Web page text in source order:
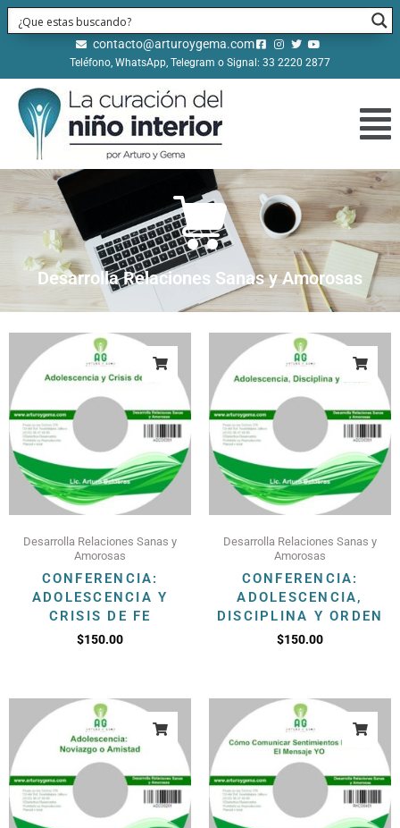
Teléfono, WhatsApp, Telegram o Signal: 33 2220 2877
contacto@arturoygema.com
Desarrolla Relaciones Sanas y Amorosas
Desarrolla Relaciones Sanas y
Amorosas
CONFERENCIA:
ADOLESCENCIA Y
CRISIS DE FE
$150.00
Desarrolla Relaciones Sanas y
Amorosas
CONFERENCIA:
ADOLESCENCIA,
DISCIPLINA Y ORDEN
$150.00